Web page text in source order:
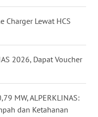
Charger Lewat HCS
2026, Dapat Voucher
MW, ALPERKLINAS:
dan Ketahanan